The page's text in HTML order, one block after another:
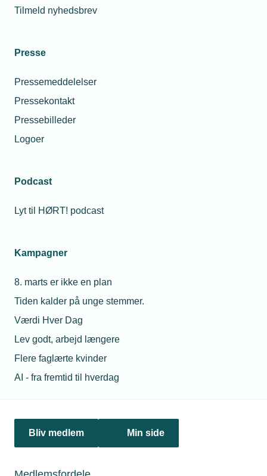
Tilmeld nyhedsbrev
Presse
Pressemeddelelser
Pressekontakt
Pressebilleder
Logoer
Podcast
Lyt til HØRT! podcast
Kampagner
8. marts er ikke en plan
Tiden kalder på unge stemmer.
Værdi Hver Dag
Lev godt, arbejd længere
Flere faglærte kvinder
AI - fra fremtid til hverdag
Bliv medlem Min side
Politik & analyse
jura@tekniq.dk
tekniq@tekniq.dk